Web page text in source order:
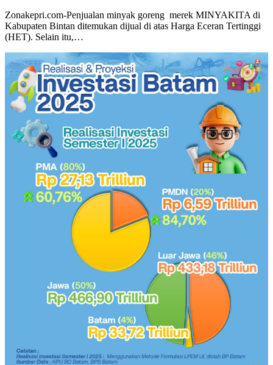
Zonakepri.com-Penjualan minyak goreng merek MINYAKITA di
Kabupaten Bintan ditemukan dijual di atas Harga Eceran Tertinggi
(HET). Selain itu,…